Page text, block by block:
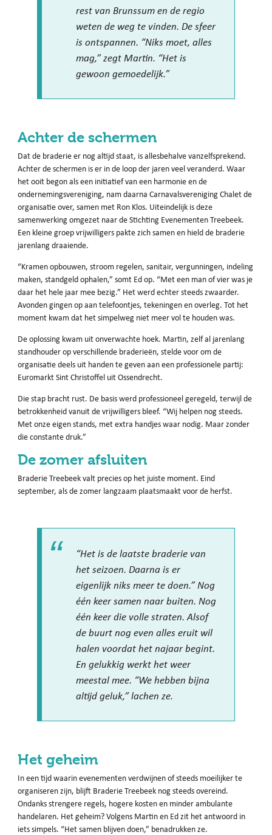
rest van Brunssum en de regio
weten de weg te vinden. De sfeer
is ontspannen. “Niks moet, alles
mag,” zegt Martin. “Het is
gewoon gemoedelijk.”
Achter de schermen
Dat de braderie er nog altijd staat, is allesbehalve vanzelfsprekend.
Achter de schermen is er in de loop der jaren veel veranderd. Waar
het ooit begon als een initiatief van een harmonie en de
ondernemingsvereniging, nam daarna Carnavalsvereniging Chalet de
organisatie over, samen met Ron Klos. Uiteindelijk is deze
samenwerking omgezet naar de Stichting Evenementen Treebeek.
Een kleine groep vrijwilligers pakte zich samen en hield de braderie
jarenlang draaiende.
“Kramen opbouwen, stroom regelen, sanitair, vergunningen, indeling
maken, standgeld ophalen,” somt Ed op. “Met een man of vier was je
daar het hele jaar mee bezig.” Het werd echter steeds zwaarder.
Avonden gingen op aan telefoontjes, tekeningen en overleg. Tot het
moment kwam dat het simpelweg niet meer vol te houden was.
De oplossing kwam uit onverwachte hoek. Martin, zelf al jarenlang
standhouder op verschillende braderieën, stelde voor om de
organisatie deels uit handen te geven aan een professionele partij:
Euromarkt Sint Christoffel uit Ossendrecht.
Die stap bracht rust. De basis werd professioneel geregeld, terwijl de
betrokkenheid vanuit de vrijwilligers bleef. “Wij helpen nog steeds.
Met onze eigen stands, met extra handjes waar nodig. Maar zonder
die constante druk.”
De zomer afsluiten
Braderie Treebeek valt precies op het juiste moment. Eind
september, als de zomer langzaam plaatsmaakt voor de herfst.
“Het is de laatste braderie van
het seizoen. Daarna is er
eigenlijk niks meer te doen.” Nog
één keer samen naar buiten. Nog
één keer die volle straten. Alsof
de buurt nog even alles eruit wil
halen voordat het najaar begint.
En gelukkig werkt het weer
meestal mee. “We hebben bijna
altijd geluk,” lachen ze.
Het geheim
In een tijd waarin evenementen verdwijnen of steeds moeilijker te
organiseren zijn, blijft Braderie Treebeek nog steeds overeind.
Ondanks strengere regels, hogere kosten en minder ambulante
handelaren. Het geheim? Volgens Martin en Ed zit het antwoord in
iets simpels. “Het samen blijven doen,” benadrukken ze.